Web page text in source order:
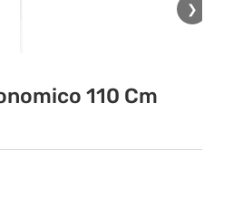
❯
110 Cm